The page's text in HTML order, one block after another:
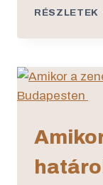
RÉSZLETEK